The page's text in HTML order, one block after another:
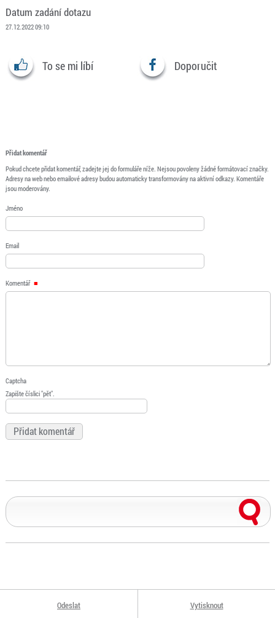
Datum zadání dotazu
27.12.2022 09:10
To se mi líbí Doporučit
Přidat komentář
Pokud chcete přidat komentář, zadejte jej do formuláře níže. Nejsou povoleny žádné formátovací značky.
Adresy na web nebo emailové adresy budou automaticky transformovány na aktivní odkazy. Komentáře
jsou moderovány.
Jméno
Email
Komentář
Captcha
Zapište číslici "pět".
Odeslat Vytisknout